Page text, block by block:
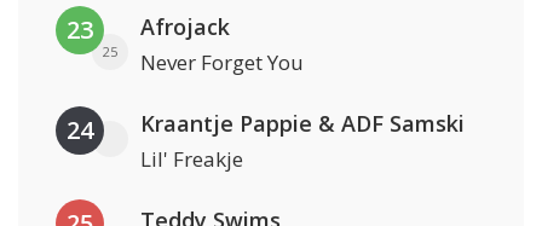
23
25
Afrojack
Never Forget You
24 Kraantje Pappie & ADF Samski
Lil' Freakje